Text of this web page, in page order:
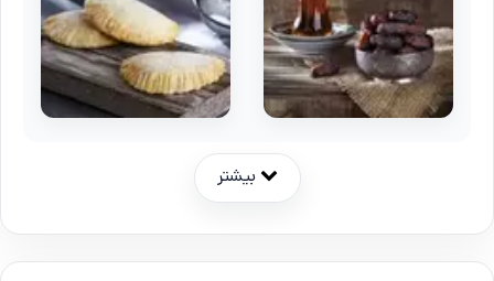
بیشتر